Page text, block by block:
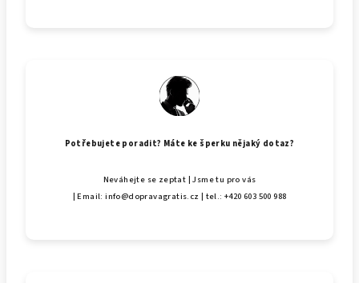
Potřebujete poradit? Máte ke šperku nějaký dotaz?
Neváhejte se zeptat | Jsme tu pro vás
| Email: info@dopravagratis.cz | tel.: +420 603 500 988